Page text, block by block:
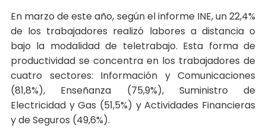
En marzo de este año, según el informe INE, un 22,4%
de los trabajadores realizó labores a distancia o
bajo la modalidad de teletrabajo. Esta forma de
productividad se concentra en los trabajadores de
cuatro sectores: Información y Comunicaciones
(81,8%), Enseñanza (75,9%), Suministro de
Electricidad y Gas (51,5%) y Actividades Financieras
y de Seguros (49,6%).